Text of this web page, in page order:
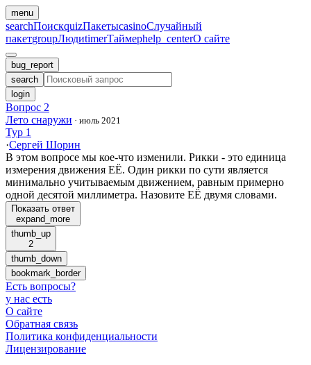
menu
searchПоискquizПакетыcasinoСлучайный
пакетgroupЛюдиtimerТаймерhelp_centerО сайте
bug_report
search
login
Вопрос 2
Лето снаружи · июль 2021
Тур 1
·Сергей Шорин
В этом вопросе мы кое-что изменили. Рикки - это единица
измерения движения ЕЁ. Один рикки по сути является
минимально учитываемым движением, равным примерно
одной десятой миллиметра. Назовите ЕЁ двумя словами.
Показать ответ
expand_more
thumb_up
2
thumb_down
bookmark_border
Есть вопросы?
у нас есть
О сайте
Обратная связь
Политика конфиденциальности
Лицензирование